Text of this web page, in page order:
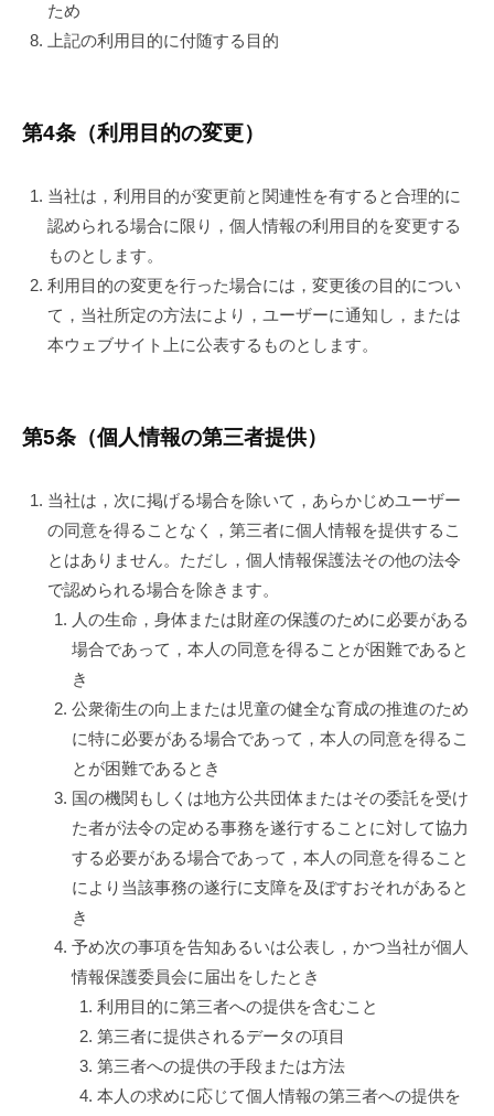
ため
上記の利用目的に付随する目的
第4条（利用目的の変更）
当社は，利用目的が変更前と関連性を有すると合理的に
認められる場合に限り，個人情報の利用目的を変更する
ものとします。
利用目的の変更を行った場合には，変更後の目的につい
て，当社所定の方法により，ユーザーに通知し，または
本ウェブサイト上に公表するものとします。
第5条（個人情報の第三者提供）
当社は，次に掲げる場合を除いて，あらかじめユーザー
の同意を得ることなく，第三者に個人情報を提供するこ
とはありません。ただし，個人情報保護法その他の法令
で認められる場合を除きます。
人の生命，身体または財産の保護のために必要がある
場合であって，本人の同意を得ることが困難であると
き
公衆衛生の向上または児童の健全な育成の推進のため
に特に必要がある場合であって，本人の同意を得るこ
とが困難であるとき
国の機関もしくは地方公共団体またはその委託を受け
た者が法令の定める事務を遂行することに対して協力
する必要がある場合であって，本人の同意を得ること
により当該事務の遂行に支障を及ぼすおそれがあると
き
予め次の事項を告知あるいは公表し，かつ当社が個人
情報保護委員会に届出をしたとき
利用目的に第三者への提供を含むこと
第三者に提供されるデータの項目
第三者への提供の手段または方法
本人の求めに応じて個人情報の第三者への提供を